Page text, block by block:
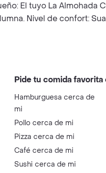
El tuyo La Almohada
Nivel de confort:
Pide tu comida
Hamburguesa cerca de
mi
Pollo cerca de mi
Pizza cerca de mi
Café cerca de mi
Sushi cerca de mi